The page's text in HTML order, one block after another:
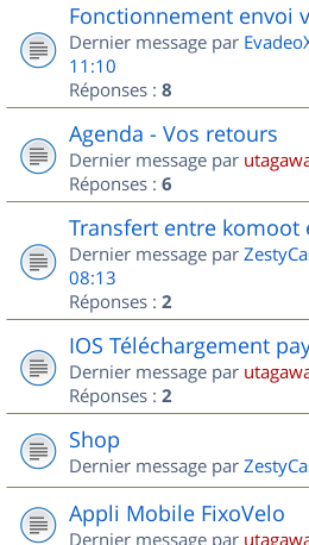
Fonctionnement envoi
Dernier message par
11:10
Réponses : 8
Agenda - Vos retours
Dernier message par
Réponses : 6
Transfert entre komoot
Dernier message par
08:13
Réponses : 2
IOS Téléchargement
Dernier message par
Réponses : 2
Shop
Dernier message par
Appli Mobile FixoVelo
Dernier message par